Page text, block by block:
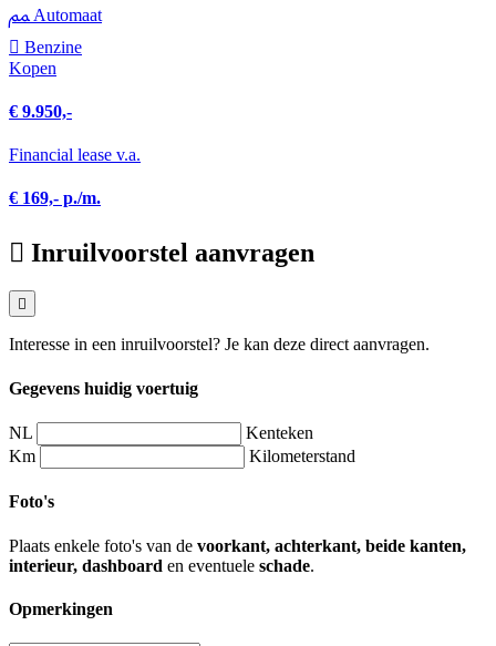
Automaat
Benzine
Kopen
€ 9.950,-
Financial lease v.a.
€ 169,- p./m.
Inruilvoorstel aanvragen
Interesse in een inruilvoorstel? Je kan deze direct aanvragen.
Gegevens huidig voertuig
NL
Kenteken
Km
Kilometerstand
Foto's
Plaats enkele foto's van de voorkant, achterkant, beide kanten,
interieur, dashboard en eventuele schade.
Opmerkingen